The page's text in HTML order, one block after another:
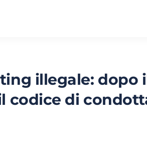
illegale: dopo
codice di